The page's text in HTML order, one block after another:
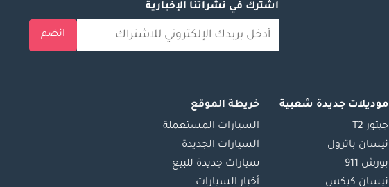
اشترك في نشراتنا الإخبارية
انضم
موديلات جديدة شعبية
جيتور T2
نيسان باترول
بورش 911
نيسان كيكس
خريطة الموقع
السيارات المستعملة
السيارات الجديدة
سيارات جديدة للبيع
أخبار السيارات